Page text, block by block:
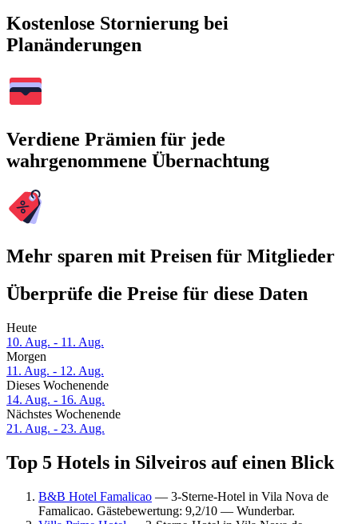
Kostenlose Stornierung bei
Planänderungen
Verdiene Prämien für jede
wahrgenommene Übernachtung
Mehr sparen mit Preisen für Mitglieder
Überprüfe die Preise für diese Daten
Heute
10. Aug. - 11. Aug.
Morgen
11. Aug. - 12. Aug.
Dieses Wochenende
14. Aug. - 16. Aug.
Nächstes Wochenende
21. Aug. - 23. Aug.
Top 5 Hotels in Silveiros auf einen Blick
B&B Hotel Famalicao — 3-Sterne-Hotel in Vila Nova de
Famalicao. Gästebewertung: 9,2/10 — Wunderbar.